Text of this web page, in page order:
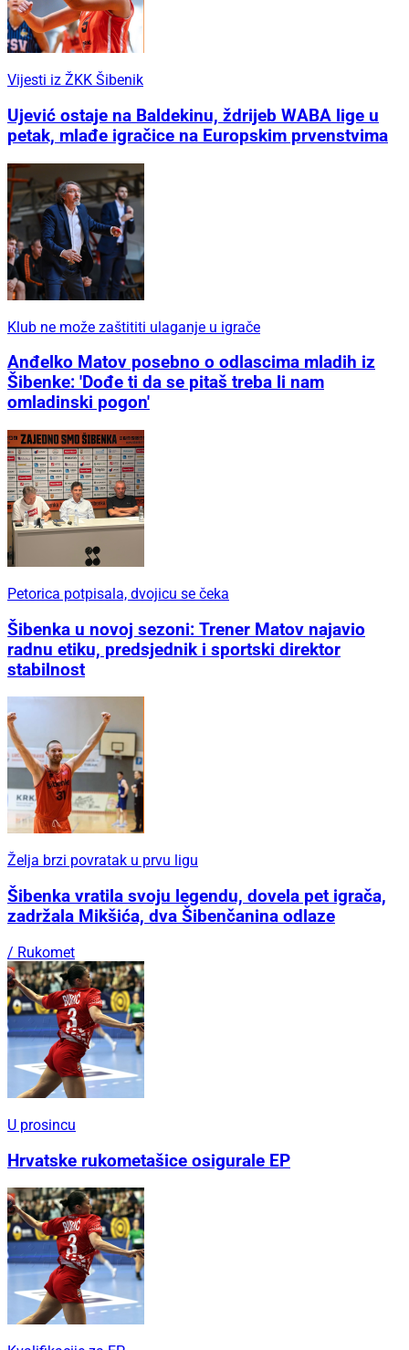
Vijesti iz ŽKK Šibenik
Ujević ostaje na Baldekinu, ždrijeb WABA lige u
petak, mlađe igračice na Europskim prvenstvima
Klub ne može zaštititi ulaganje u igrače
Anđelko Matov posebno o odlascima mladih iz
Šibenke: 'Dođe ti da se pitaš treba li nam
omladinski pogon'
Petorica potpisala, dvojicu se čeka
Šibenka u novoj sezoni: Trener Matov najavio
radnu etiku, predsjednik i sportski direktor
stabilnost
Želja brzi povratak u prvu ligu
Šibenka vratila svoju legendu, dovela pet igrača,
zadržala Mikšića, dva Šibenčanina odlaze
/ Rukomet
U prosincu
Hrvatske rukometašice osigurale EP